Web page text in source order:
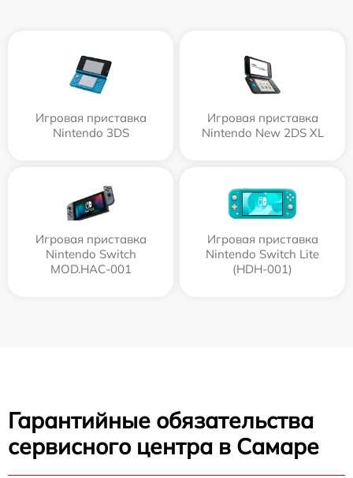
Игровая приставка
Nintendo 3DS
Игровая приставка
Nintendo New 2DS XL
Игровая приставка
Nintendo Switch
MOD.HAC-001
Игровая приставка
Nintendo Switch Lite
(HDH-001)
Гарантийные обязательства
сервисного центра в Самаре